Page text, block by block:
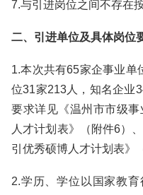
7.与引进岗位之间不存在
二、引进单位及具体岗位
1.本次共有65家企事业单
位31家213人，知名企业
要求详见《温州市市级
人才计划表》（附件6）
引优秀硕博人才计划表》
2.学历、学位以国家教